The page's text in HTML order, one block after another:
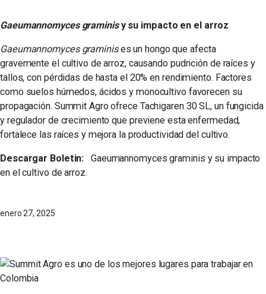
Gaeumannomyces graminisy su impacto en el arroz
Gaeumannomyces graminises un hongo que afecta
gravemente el cultivo de arroz, causando pudrición de raíces y
tallos, con pérdidas de hasta el 20% en rendimiento. Factores
como suelos húmedos, ácidos y monocultivo favorecen su
propagación. Summit Agro ofrece Tachigaren 30 SL, un fungicida
y regulador de crecimiento que previene esta enfermedad,
fortalece las raíces y mejora la productividad del cultivo.
Descargar Boletin: Gaeumannomyces graminis y su impacto
en el cultivo de arroz.
enero 27, 2025